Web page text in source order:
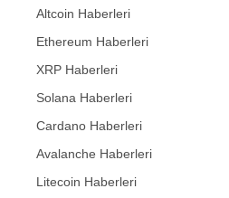
Altcoin Haberleri
Ethereum Haberleri
XRP Haberleri
Solana Haberleri
Cardano Haberleri
Avalanche Haberleri
Litecoin Haberleri